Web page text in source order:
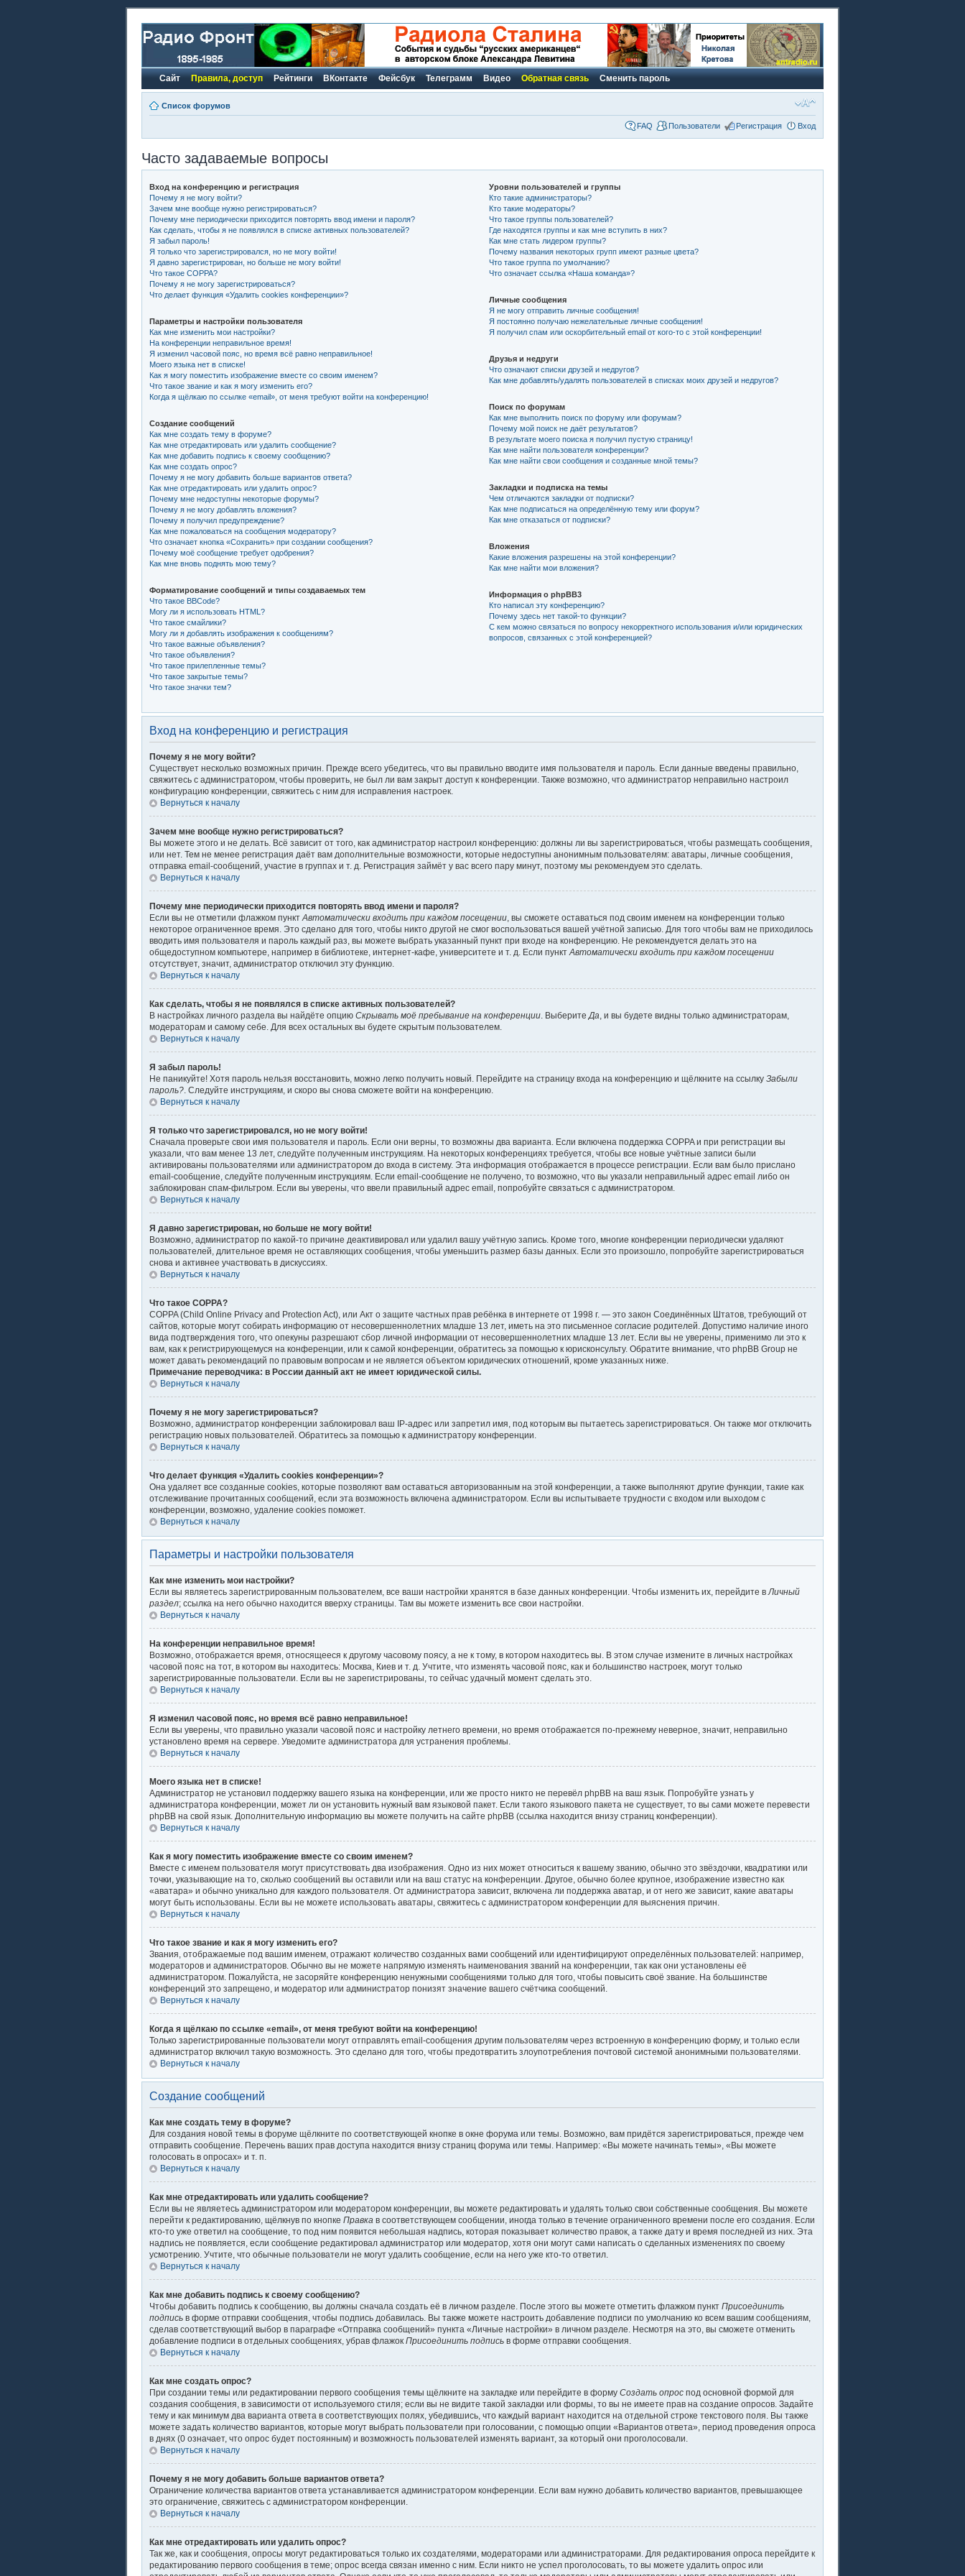
Сайт Правила, доступ Рейтинги ВКонтакте Фейсбук Телеграмм Видео Обратная связь Сменить пароль
Список форумов
FAQ Пользователи Регистрация Вход
Часто задаваемые вопросы
Вход на конференцию и регистрация
Почему я не могу войти?
Зачем мне вообще нужно регистрироваться?
Почему мне периодически приходится повторять ввод имени и пароля?
Как сделать, чтобы я не появлялся в списке активных пользователей?
Я забыл пароль!
Я только что зарегистрировался, но не могу войти!
Я давно зарегистрирован, но больше не могу войти!
Что такое COPPA?
Почему я не могу зарегистрироваться?
Что делает функция «Удалить cookies конференции»?
Параметры и настройки пользователя
Как мне изменить мои настройки?
На конференции неправильное время!
Я изменил часовой пояс, но время всё равно неправильное!
Моего языка нет в списке!
Как я могу поместить изображение вместе со своим именем?
Что такое звание и как я могу изменить его?
Когда я щёлкаю по ссылке «email», от меня требуют войти на конференцию!
Создание сообщений
Как мне создать тему в форуме?
Как мне отредактировать или удалить сообщение?
Как мне добавить подпись к своему сообщению?
Как мне создать опрос?
Почему я не могу добавить больше вариантов ответа?
Как мне отредактировать или удалить опрос?
Почему мне недоступны некоторые форумы?
Почему я не могу добавлять вложения?
Почему я получил предупреждение?
Как мне пожаловаться на сообщения модератору?
Что означает кнопка «Сохранить» при создании сообщения?
Почему моё сообщение требует одобрения?
Как мне вновь поднять мою тему?
Форматирование сообщений и типы создаваемых тем
Что такое BBCode?
Могу ли я использовать HTML?
Что такое смайлики?
Могу ли я добавлять изображения к сообщениям?
Что такое важные объявления?
Что такое объявления?
Что такое прилепленные темы?
Что такое закрытые темы?
Что такое значки тем?
Уровни пользователей и группы
Кто такие администраторы?
Кто такие модераторы?
Что такое группы пользователей?
Где находятся группы и как мне вступить в них?
Как мне стать лидером группы?
Почему названия некоторых групп имеют разные цвета?
Что такое группа по умолчанию?
Что означает ссылка «Наша команда»?
Личные сообщения
Я не могу отправить личные сообщения!
Я постоянно получаю нежелательные личные сообщения!
Я получил спам или оскорбительный email от кого-то с этой конференции!
Друзья и недруги
Что означают списки друзей и недругов?
Как мне добавлять/удалять пользователей в списках моих друзей и недругов?
Поиск по форумам
Как мне выполнить поиск по форуму или форумам?
Почему мой поиск не даёт результатов?
В результате моего поиска я получил пустую страницу!
Как мне найти пользователя конференции?
Как мне найти свои сообщения и созданные мной темы?
Закладки и подписка на темы
Чем отличаются закладки от подписки?
Как мне подписаться на определённую тему или форум?
Как мне отказаться от подписки?
Вложения
Какие вложения разрешены на этой конференции?
Как мне найти мои вложения?
Информация о phpBB3
Кто написал эту конференцию?
Почему здесь нет такой-то функции?
С кем можно связаться по вопросу некорректного использования и/или юридических
вопросов, связанных с этой конференцией?
Вход на конференцию и регистрация
Почему я не могу войти?
Существует несколько возможных причин. Прежде всего убедитесь, что вы правильно вводите имя пользователя и пароль. Если данные введены правильно,
свяжитесь с администратором, чтобы проверить, не был ли вам закрыт доступ к конференции. Также возможно, что администратор неправильно настроил
конфигурацию конференции, свяжитесь с ним для исправления настроек.
Вернуться к началу
Зачем мне вообще нужно регистрироваться?
Вы можете этого и не делать. Всё зависит от того, как администратор настроил конференцию: должны ли вы зарегистрироваться, чтобы размещать сообщения,
или нет. Тем не менее регистрация даёт вам дополнительные возможности, которые недоступны анонимным пользователям: аватары, личные сообщения,
отправка email-сообщений, участие в группах и т. д. Регистрация займёт у вас всего пару минут, поэтому мы рекомендуем это сделать.
Вернуться к началу
Почему мне периодически приходится повторять ввод имени и пароля?
Если вы не отметили флажком пунктАвтоматически входить при каждом посещении, вы сможете оставаться под своим именем на конференции только
некоторое ограниченное время. Это сделано для того, чтобы никто другой не смог воспользоваться вашей учётной записью. Для того чтобы вам не приходилось
вводить имя пользователя и пароль каждый раз, вы можете выбрать указанный пункт при входе на конференцию. Не рекомендуется делать это на
общедоступном компьютере, например в библиотеке, интернет-кафе, университете и т. д. Если пунктАвтоматически входить при каждом посещении
отсутствует, значит, администратор отключил эту функцию.
Вернуться к началу
Как сделать, чтобы я не появлялся в списке активных пользователей?
В настройках личного раздела вы найдёте опцию Скрывать моё пребывание на конференции. ВыберитеДа, и вы будете видны только администраторам,
модераторам и самому себе. Для всех остальных вы будете скрытым пользователем.
Вернуться к началу
Я забыл пароль!
Не паникуйте! Хотя пароль нельзя восстановить, можно легко получить новый. Перейдите на страницу входа на конференцию и щёлкните на ссылку Забыли
пароль?. Следуйте инструкциям, и скоро вы снова сможете войти на конференцию.
Вернуться к началу
Я только что зарегистрировался, но не могу войти!
Сначала проверьте свои имя пользователя и пароль. Если они верны, то возможны два варианта. Если включена поддержка COPPA и при регистрации вы
указали, что вам менее 13 лет, следуйте полученным инструкциям. На некоторых конференциях требуется, чтобы все новые учётные записи были
активированы пользователями или администратором до входа в систему. Эта информация отображается в процессе регистрации. Если вам было прислано
email-сообщение, следуйте полученным инструкциям. Если email-сообщение не получено, то возможно, что вы указали неправильный адрес email либо он
заблокирован спам-фильтром. Если вы уверены, что ввели правильный адрес email, попробуйте связаться с администратором.
Вернуться к началу
Я давно зарегистрирован, но больше не могу войти!
Возможно, администратор по какой-то причине деактивировал или удалил вашу учётную запись. Кроме того, многие конференции периодически удаляют
пользователей, длительное время не оставляющих сообщения, чтобы уменьшить размер базы данных. Если это произошло, попробуйте зарегистрироваться
снова и активнее участвовать в дискуссиях.
Вернуться к началу
Что такое COPPA?
COPPA (Child Online Privacy and Protection Act), или Акт о защите частных прав ребёнка в интернете от 1998 г. — это закон Соединённых Штатов, требующий от
сайтов, которые могут собирать информацию от несовершеннолетних младше 13 лет, иметь на это письменное согласие родителей. Допустимо наличие иного
вида подтверждения того, что опекуны разрешают сбор личной информации от несовершеннолетних младше 13 лет. Если вы не уверены, применимо ли это к
вам, как к регистрирующемуся на конференции, или к самой конференции, обратитесь за помощью к юрисконсульту. Обратите внимание, что phpBB Group не
может давать рекомендаций по правовым вопросам и не является объектом юридических отношений, кроме указанных ниже.
Примечание переводчика: в России данный акт не имеет юридической силы.
Вернуться к началу
Почему я не могу зарегистрироваться?
Возможно, администратор конференции заблокировал ваш IP-адрес или запретил имя, под которым вы пытаетесь зарегистрироваться. Он также мог отключить
регистрацию новых пользователей. Обратитесь за помощью к администратору конференции.
Вернуться к началу
Что делает функция «Удалить cookies конференции»?
Она удаляет все созданные cookies, которые позволяют вам оставаться авторизованным на этой конференции, а также выполняют другие функции, такие как
отслеживание прочитанных сообщений, если эта возможность включена администратором. Если вы испытываете трудности с входом или выходом с
конференции, возможно, удаление cookies поможет.
Вернуться к началу
Параметры и настройки пользователя
Как мне изменить мои настройки?
Если вы являетесь зарегистрированным пользователем, все ваши настройки хранятся в базе данных конференции. Чтобы изменить их, перейдите вЛичный
раздел; ссылка на него обычно находится вверху страницы. Там вы можете изменить все свои настройки.
Вернуться к началу
На конференции неправильное время!
Возможно, отображается время, относящееся к другому часовому поясу, а не к тому, в котором находитесь вы. В этом случае измените в личных настройках
часовой пояс на тот, в котором вы находитесь: Москва, Киев и т. д. Учтите, что изменять часовой пояс, как и большинство настроек, могут только
зарегистрированные пользователи. Если вы не зарегистрированы, то сейчас удачный момент сделать это.
Вернуться к началу
Я изменил часовой пояс, но время всё равно неправильное!
Если вы уверены, что правильно указали часовой пояс и настройку летнего времени, но время отображается по-прежнему неверное, значит, неправильно
установлено время на сервере. Уведомите администратора для устранения проблемы.
Вернуться к началу
Моего языка нет в списке!
Администратор не установил поддержку вашего языка на конференции, или же просто никто не перевёл phpBB на ваш язык. Попробуйте узнать у
администратора конференции, может ли он установить нужный вам языковой пакет. Если такого языкового пакета не существует, то вы сами можете перевести
phpBB на свой язык. Дополнительную информацию вы можете получить на сайте phpBB (ссылка находится внизу страниц конференции).
Вернуться к началу
Как я могу поместить изображение вместе со своим именем?
Вместе с именем пользователя могут присутствовать два изображения. Одно из них может относиться к вашему званию, обычно это звёздочки, квадратики или
точки, указывающие на то, сколько сообщений вы оставили или на ваш статус на конференции. Другое, обычно более крупное, изображение известно как
«аватара» и обычно уникально для каждого пользователя. От администратора зависит, включена ли поддержка аватар, и от него же зависит, какие аватары
могут быть использованы. Если вы не можете использовать аватары, свяжитесь с администратором конференции для выяснения причин.
Вернуться к началу
Что такое звание и как я могу изменить его?
Звания, отображаемые под вашим именем, отражают количество созданных вами сообщений или идентифицируют определённых пользователей: например,
модераторов и администраторов. Обычно вы не можете напрямую изменять наименования званий на конференции, так как они установлены её
администратором. Пожалуйста, не засоряйте конференцию ненужными сообщениями только для того, чтобы повысить своё звание. На большинстве
конференций это запрещено, и модератор или администратор понизят значение вашего счётчика сообщений.
Вернуться к началу
Когда я щёлкаю по ссылке «email», от меня требуют войти на конференцию!
Только зарегистрированные пользователи могут отправлять email-сообщения другим пользователям через встроенную в конференцию форму, и только если
администратор включил такую возможность. Это сделано для того, чтобы предотвратить злоупотребления почтовой системой анонимными пользователями.
Вернуться к началу
Создание сообщений
Как мне создать тему в форуме?
Для создания новой темы в форуме щёлкните по соответствующей кнопке в окне форума или темы. Возможно, вам придётся зарегистрироваться, прежде чем
отправить сообщение. Перечень ваших прав доступа находится внизу страниц форума или темы. Например: «Вы можете начинать темы», «Вы можете
голосовать в опросах» и т. п.
Вернуться к началу
Как мне отредактировать или удалить сообщение?
Если вы не являетесь администратором или модератором конференции, вы можете редактировать и удалять только свои собственные сообщения. Вы можете
перейти к редактированию, щёлкнув по кнопке Правка в соответствующем сообщении, иногда только в течение ограниченного времени после его создания. Если
кто-то уже ответил на сообщение, то под ним появится небольшая надпись, которая показывает количество правок, а также дату и время последней из них. Эта
надпись не появляется, если сообщение редактировал администратор или модератор, хотя они могут сами написать о сделанных изменениях по своему
усмотрению. Учтите, что обычные пользователи не могут удалить сообщение, если на него уже кто-то ответил.
Вернуться к началу
Как мне добавить подпись к своему сообщению?
Чтобы добавить подпись к сообщению, вы должны сначала создать её в личном разделе. После этого вы можете отметить флажком пункт Присоединить
подпись в форме отправки сообщения, чтобы подпись добавилась. Вы также можете настроить добавление подписи по умолчанию ко всем вашим сообщениям,
сделав соответствующий выбор в параграфе «Отправка сообщений» пункта «Личные настройки» в личном разделе. Несмотря на это, вы сможете отменить
добавление подписи в отдельных сообщениях, убрав флажок Присоединить подпись в форме отправки сообщения.
Вернуться к началу
Как мне создать опрос?
При создании темы или редактировании первого сообщения темы щёлкните на закладке или перейдите в форму Создать опрос под основной формой для
создания сообщения, в зависимости от используемого стиля; если вы не видите такой закладки или формы, то вы не имеете прав на создание опросов. Задайте
тему и как минимум два варианта ответа в соответствующих полях, убедившись, что каждый вариант находится на отдельной строке текстового поля. Вы также
можете задать количество вариантов, которые могут выбрать пользователи при голосовании, с помощью опции «Вариантов ответа», период проведения опроса
в днях (0 означает, что опрос будет постоянным) и возможность пользователей изменять вариант, за который они проголосовали.
Вернуться к началу
Почему я не могу добавить больше вариантов ответа?
Ограничение количества вариантов ответа устанавливается администратором конференции. Если вам нужно добавить количество вариантов, превышающее
это ограничение, свяжитесь с администратором конференции.
Вернуться к началу
Как мне отредактировать или удалить опрос?
Так же, как и сообщения, опросы могут редактироваться только их создателями, модераторами или администраторами. Для редактирования опроса перейдите к
редактированию первого сообщения в теме; опрос всегда связан именно с ним. Если никто не успел проголосовать, то вы можете удалить опрос или